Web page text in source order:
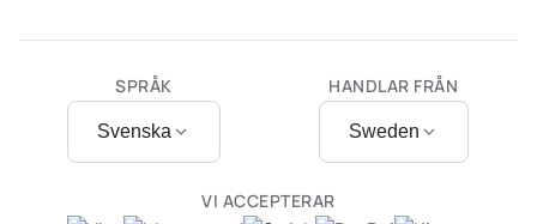
SPRÅK
Svenska
VI ACCEPTERAR
HANDLAR FRÅN
Sweden